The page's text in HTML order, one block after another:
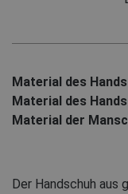
Material des
Material des
Material der
Der Handschuh aus